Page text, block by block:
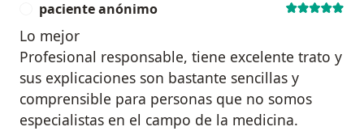
paciente anónimo
Lo mejor
Profesional responsable, tiene excelente trato y
sus explicaciones son bastante sencillas y
comprensible para personas que no somos
especialistas en el campo de la medicina.